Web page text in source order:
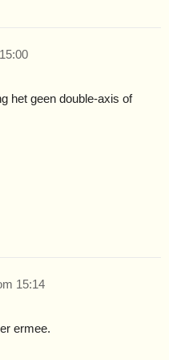
het geen double-axis of
15:14
ermee.